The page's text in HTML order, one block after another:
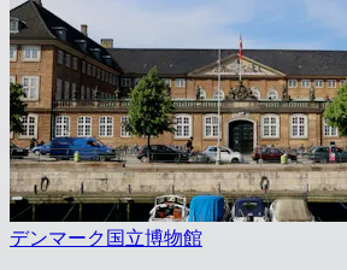
デンマーク国立博物館